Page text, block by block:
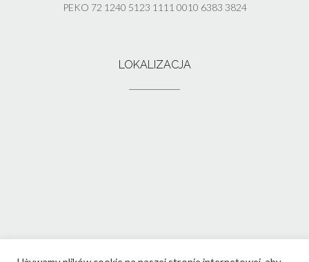
PEKO 72 1240 5123 1111 0010 6383 3824
LOKALIZACJA